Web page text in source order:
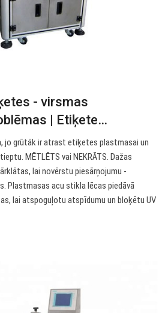
- virsmas
| Etiķete…
jo grūtāk ir atrast etiķetes plastmasai un
MĒTLĒTS vai NEKRĀTS. Dažas
lai novērstu piesārņojumu -
Plastmasas acu stikla lēcas piedāvā
lai atspoguļotu atspīdumu un bloķētu UV